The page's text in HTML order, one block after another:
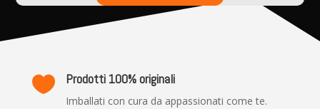
 Prodotti 100% originali
Imballati con cura da appassionati come te.